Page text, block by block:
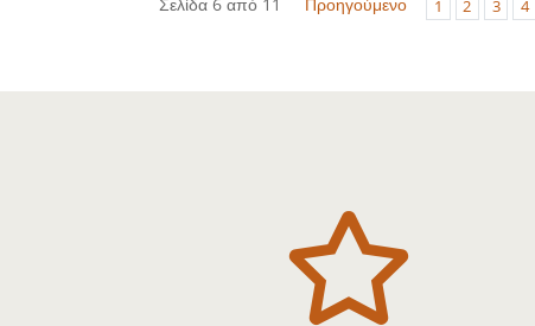
1 2 3 4
